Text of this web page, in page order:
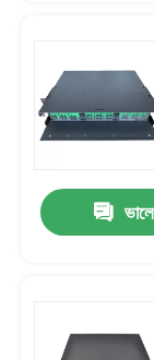
ফাইবার অপটিক
ফাইবার প্যাচ তারের
এমপিও এমটিপি
ফাইবার অপটিক